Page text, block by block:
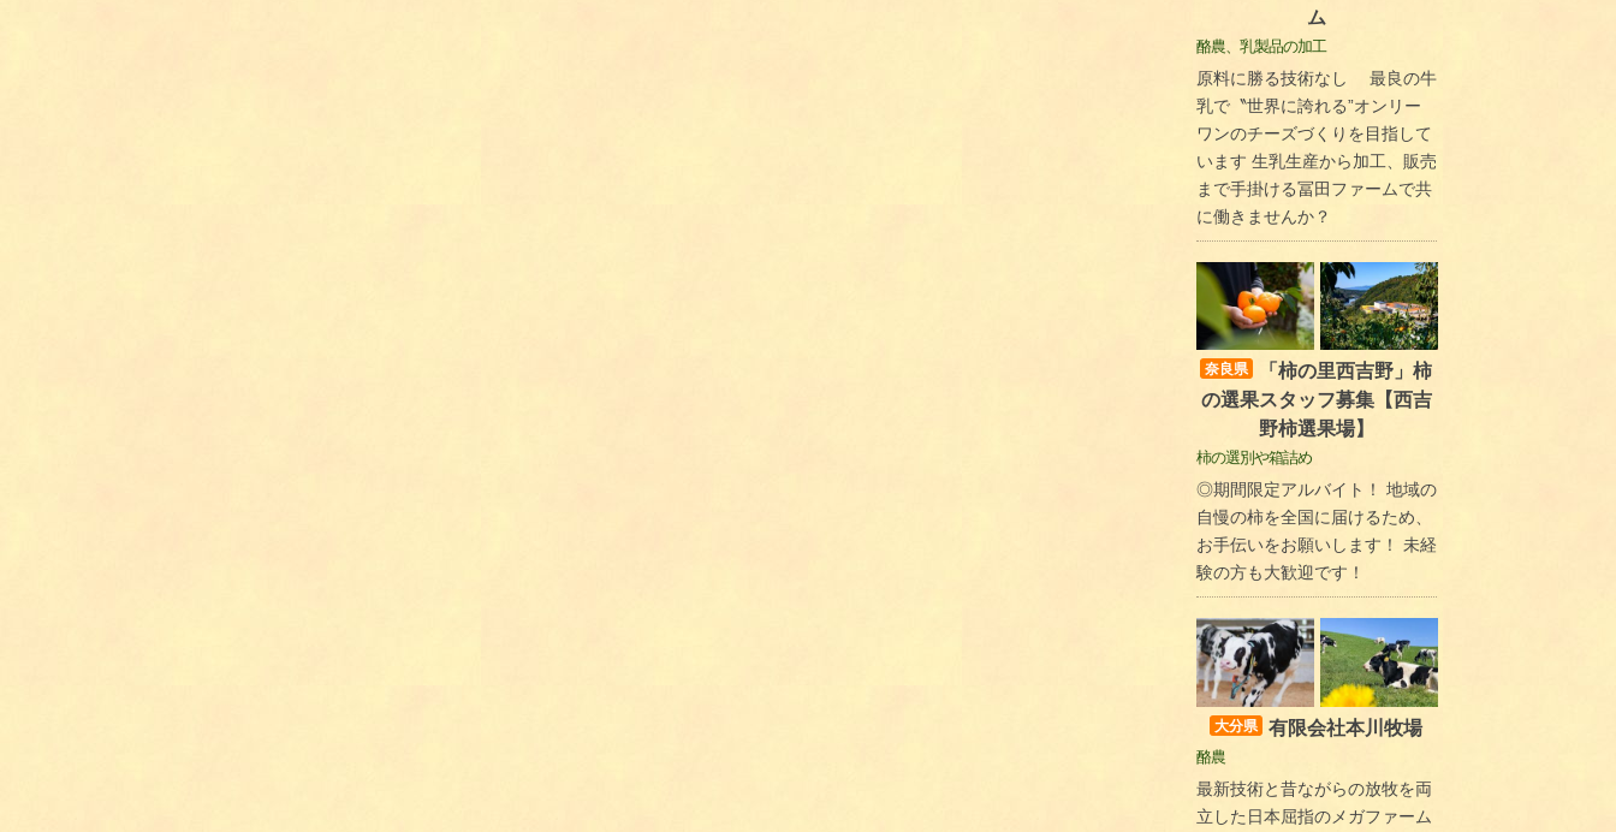
ム
酪農、乳製品の加工
原料に勝る技術なし 最良の牛
乳で〝世界に誇れる”オンリー
ワンのチーズづくりを目指して
います 生乳生産から加工、販売
まで手掛ける冨田ファームで共
に働きませんか？
奈良県
「柿の里西吉野」柿
の選果スタッフ募集【西吉
野柿選果場】
柿の選別や箱詰め
◎期間限定アルバイト！ 地域の
自慢の柿を全国に届けるため、
お手伝いをお願いします！ 未経
験の方も大歓迎です！
大分県 有限会社本川牧場
酪農
最新技術と昔ながらの放牧を両
立した日本屈指のメガファーム